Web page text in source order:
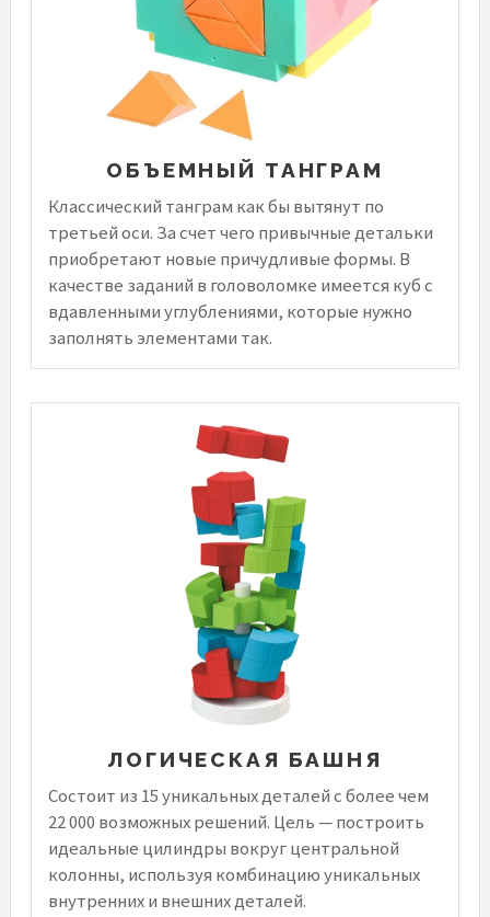
ОБЪЕМНЫЙ ТАНГРАМ
Классический танграм как бы вытянут по
третьей оси. За счет чего привычные детальки
приобретают новые причудливые формы. В
качестве заданий в головоломке имеется куб с
вдавленными углублениями, которые нужно
заполнять элементами так.
ЛОГИЧЕСКАЯ БАШНЯ
Состоит из 15 уникальных деталей с более чем
22 000 возможных решений. Цель — построить
идеальные цилиндры вокруг центральной
колонны, используя комбинацию уникальных
внутренних и внешних деталей.